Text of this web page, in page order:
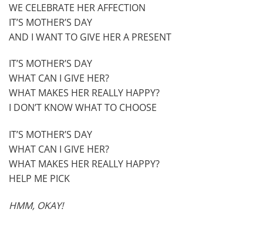
WE CELEBRATE HER AFFECTION
IT’S MOTHER’S DAY
AND I WANT TO GIVE HER A PRESENT
IT’S MOTHER’S DAY
WHAT CAN I GIVE HER?
WHAT MAKES HER REALLY HAPPY?
I DON’T KNOW WHAT TO CHOOSE
IT’S MOTHER’S DAY
WHAT CAN I GIVE HER?
WHAT MAKES HER REALLY HAPPY?
HELP ME PICK
HMM, OKAY!